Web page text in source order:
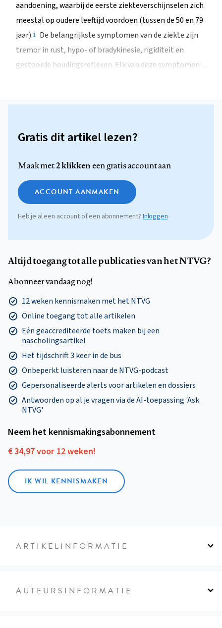
aandoening, waarbij de eerste ziekteverschijnselen zich
meestal op oudere leeftijd voordoen (tussen de 50 en 79
jaar).1 De belangrijkste symptomen van de ziekte zijn
tremor in rust, hypo- of bradykinesie, rigiditeit en
gestoorde houdingsreflexen. Elk van deze symptomen…
Gratis dit artikel lezen?
Maak met2 klikkeneen gratis account aan
ACCOUNT AANMAKEN
Heb je al een account of een abonnement? Inloggen
Altijd toegang tot alle publicaties van het NTVG?
Abonneer vandaag nog!
12 weken kennismaken met het NTVG
Online toegang tot alle artikelen
Eén geaccrediteerde toets maken bij een
nascholingsartikel
Het tijdschrift 3 keer in de bus
Onbeperkt luisteren naar de NTVG-podcast
Gepersonaliseerde alerts voor artikelen en dossiers
Antwoorden op al je vragen via de AI-toepassing 'Ask
NTVG'
Neem het kennismakings­abonnement
€ 34,97 voor 12 weken!
IK WIL KENNISMAKEN
ARTIKELINFORMATIE
AUTEURSINFORMATIE